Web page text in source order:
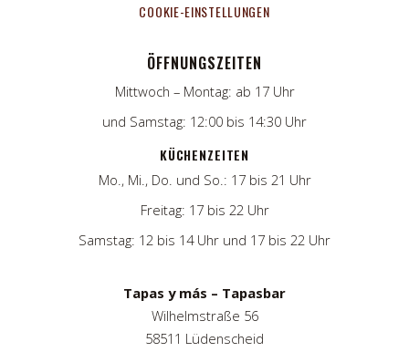
COOKIE-EINSTELLUNGEN
ÖFFNUNGSZEITEN
Mittwoch – Montag: ab 17 Uhr
und Samstag: 12:00 bis 14:30 Uhr
KÜCHENZEITEN
Mo., Mi., Do. und So.: 17 bis 21 Uhr
Freitag: 17 bis 22 Uhr
Samstag: 12 bis 14 Uhr und 17 bis 22 Uhr
Tapas y más – Tapasbar
Wilhelmstraße 56
58511 Lüdenscheid